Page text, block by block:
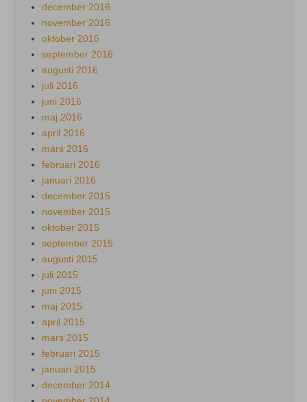
december 2016
november 2016
oktober 2016
september 2016
augusti 2016
juli 2016
juni 2016
maj 2016
april 2016
mars 2016
februari 2016
januari 2016
december 2015
november 2015
oktober 2015
september 2015
augusti 2015
juli 2015
juni 2015
maj 2015
april 2015
mars 2015
februari 2015
januari 2015
december 2014